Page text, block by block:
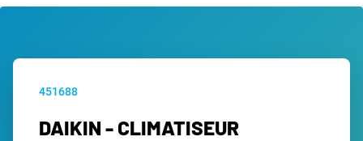
451688
DAIKIN - CLIMATISEUR